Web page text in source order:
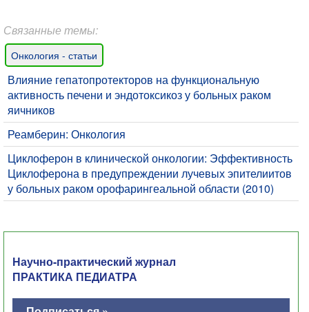
Связанные темы:
Онкология - статьи
Влияние гепатопротекторов на функциональную
активность печени и эндотоксикоз у больных раком
яичников
Реамберин: Онкология
Циклоферон в клинической онкологии: Эффективность
Циклоферона в предупреждении лучевых эпителиитов
у больных раком орофарингеальной области (2010)
Научно-практический журнал
ПРАКТИКА ПЕДИАТРА